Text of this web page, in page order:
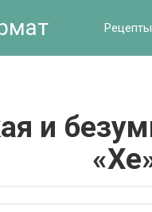
Рецепты
и